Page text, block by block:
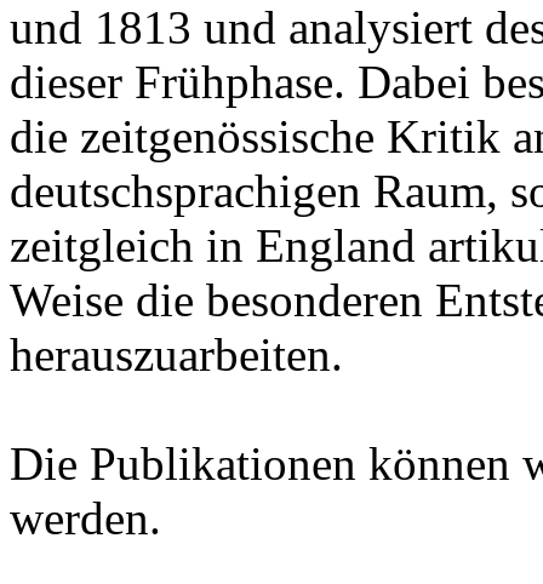
und 1813 und analysiert
dieser Frühphase. Dabei
die zeitgenössische Kritik
deutschsprachigen Raum,
zeitgleich in England
Weise die besonderen
herauszuarbeiten.
Die Publikationen können
werden.